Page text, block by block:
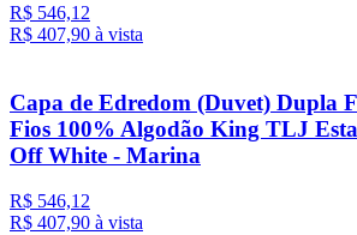
R$ 546,12
R$ 407,90 à vista
Capa de Edredom (Duvet) Dupla
Fios 100% Algodão King TLJ
Off White - Marina
R$ 546,12
R$ 407,90 à vista